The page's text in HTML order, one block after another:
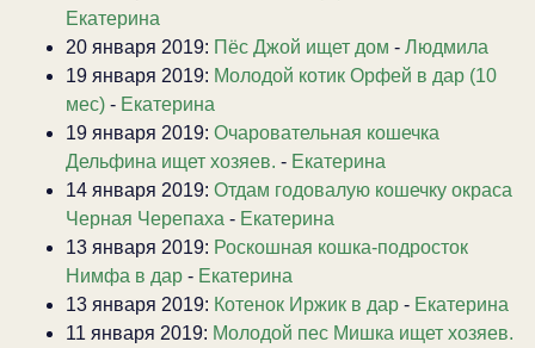
Екатерина
20 января 2019: Пёс Джой ищет дом - Людмила
19 января 2019: Молодой котик Орфей в дар (10
мес) - Екатерина
19 января 2019: Очаровательная кошечка
Дельфина ищет хозяев. - Екатерина
14 января 2019: Отдам годовалую кошечку окраса
Черная Черепаха - Екатерина
13 января 2019: Роскошная кошка-подросток
Нимфа в дар - Екатерина
13 января 2019: Котенок Иржик в дар - Екатерина
11 января 2019: Молодой пес Мишка ищет хозяев.